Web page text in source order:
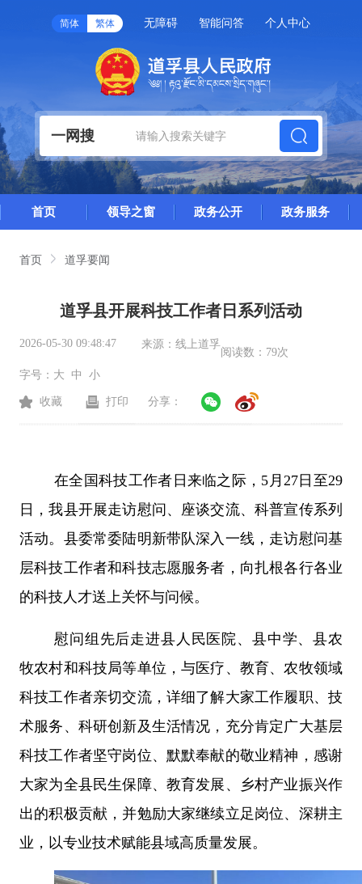
简体 繁体 无障碍 智能问答 个人中心
一网搜
首页 领导之窗 政务公开 政务服务
首页 道孚要闻
道孚县开展科技工作者日系列活动
2026-05-30 09:48:47 来源： 线上道孚
阅读数： 79次
字号： 大 中 小
收藏 打印 分享：
在全国科技工作者日来临之际， 5 月 27日至29
日，我县开展走访慰问、座谈交流、科普宣传系列
活动。 县委常委陆明新带队深入一线，走访慰问基
层科技工作者和科技志愿服务者，向扎根各行各业
的科技人才送上关怀与问候。
慰问组先后走进县人民医院、县中学、县农
牧农村和科技局等单位，与医疗、教育、农牧领域
科技工作者亲切交流，详细了解大家工作履职、技
术服务、科研创新及生活情况，充分肯定广大基层
科技工作者坚守岗位、默默奉献的敬业精神，感谢
大家为全县民生保障、教育发展、乡村产业振兴作
出的积极贡献，并勉励大家继续立足岗位、深耕主
业，以专业技术赋能县域高质量发展。